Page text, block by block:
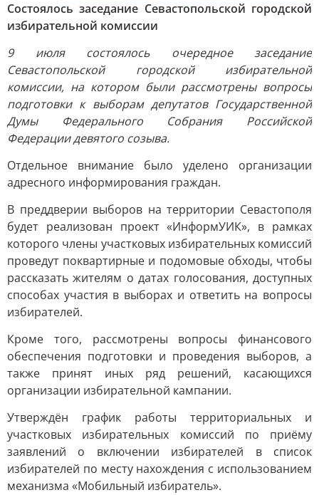
Состоялось заседание Севастопольской городской
избирательной комиссии
9 июля состоялось очередное заседание
Севастопольской городской избирательной
комиссии, на котором были рассмотрены вопросы
подготовки к выборам депутатов Государственной
Думы Федерального Собрания Российской
Федерации девятого созыва.
Отдельное внимание было уделено организации
адресного информирования граждан.
В преддверии выборов на территории Севастополя
будет реализован проект «ИнформУИК», в рамках
которого члены участковых избирательных комиссий
проведут поквартирные и подомовые обходы, чтобы
рассказать жителям о датах голосования, доступных
способах участия в выборах и ответить на вопросы
избирателей.
Кроме того, рассмотрены вопросы финансового
обеспечения подготовки и проведения выборов, а
также принят иных ряд решений, касающихся
организации избирательной кампании.
Утверждён график работы территориальных и
участковых избирательных комиссий по приёму
заявлений о включении избирателей в список
избирателей по месту нахождения с использованием
механизма «Мобильный избиратель».